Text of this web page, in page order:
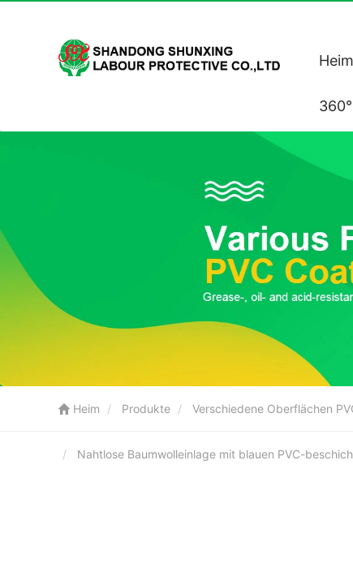
Heim
Heim Produkte Verschiedene Oberflächen
Nahtlose Baumwolleinlage mit blauen PVC-